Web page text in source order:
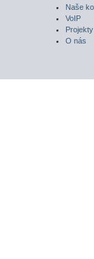
Naše
VoIP
Projekty
O nás